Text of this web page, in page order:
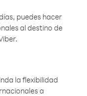
puedes hacer
al destino de
la flexibilidad
a